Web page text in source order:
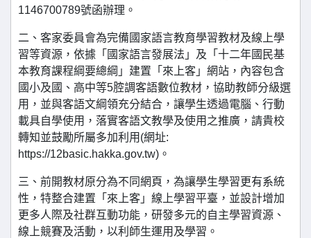
1146700789號函辦理。
二、客家委員會為完備國家語言教育學習教材及線上學
習等資源，依據「國家語言發展法」及「十二年國民基
本教育課程綱要總綱」建置「來上客」網站，內容包含
國小及國、高中等5腔調客語數位教材，協助教師分級選
用，並與客語文綱領充分結合，讓學生透過電腦、行動
載具自學使用，落實客語文教學及使用之推廣，請貴校
轉知並鼓勵所屬多加利用(網址:
https://12basic.hakka.gov.tw)。
三、前開教材原分為不同網頁，為讓學生學習更有系統
性，特整合建置「來上客」線上學習平臺，並設計增加
更多人際及社群互動功能，研發多元的自主學習資源、
線上競賽及活動，以利師生運用及學習。